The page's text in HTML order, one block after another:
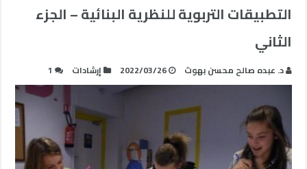
التطبيقات التربوية للنظرية البنائية – الجزء
الثاني
د. عبده صالح محسن بهوث 2022/03/26 إرشادات 1